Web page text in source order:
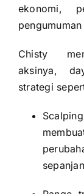
ekonomi,
Chisty
aksinya,
strategi